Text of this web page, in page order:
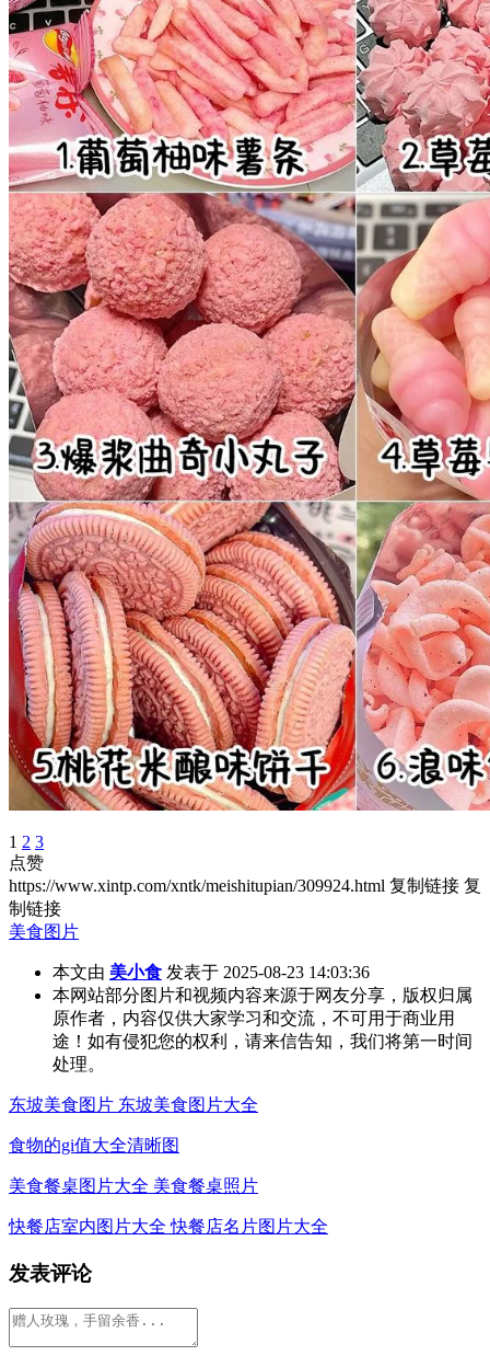
1 2 3
点赞
https://www.xintp.com/xntk/meishitupian/309924.html 复制链接 复
制链接
美食图片
本文由 美小食 发表于 2025-08-23 14:03:36
本网站部分图片和视频内容来源于网友分享，版权归属
原作者，内容仅供大家学习和交流，不可用于商业用
途！如有侵犯您的权利，请来信告知，我们将第一时间
处理。
东坡美食图片 东坡美食图片大全
食物的gi值大全清晰图
美食餐桌图片大全 美食餐桌照片
快餐店室内图片大全 快餐店名片图片大全
发表评论